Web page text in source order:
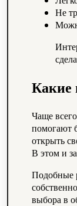
Не
Чаще
помогают
открыть
В этом и
Подобные
выбора в